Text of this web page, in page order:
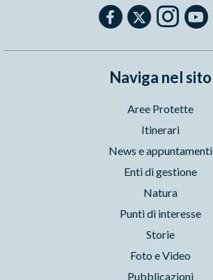
Naviga nel sito
Aree Protette
Itinerari
News e appuntamenti
Enti di gestione
Natura
Punti di interesse
Storie
Foto e Video
Pubblicazioni